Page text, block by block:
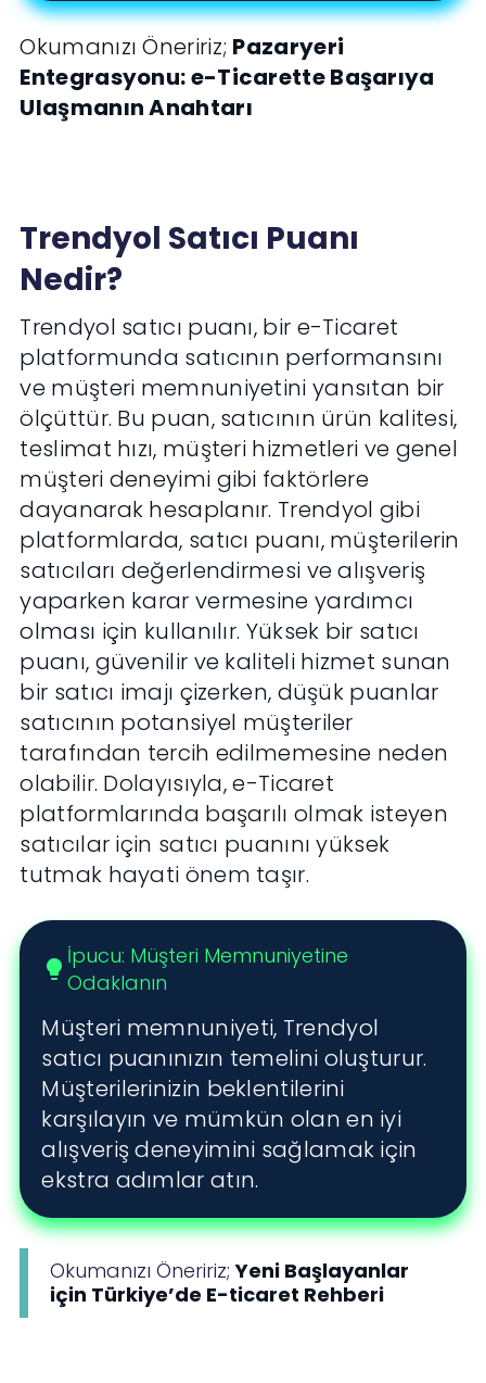
Okumanızı Öneririz; Pazaryeri
Entegrasyonu: e-Ticarette Başarıya
Ulaşmanın Anahtarı
Trendyol Satıcı Puanı
Nedir?
Trendyol satıcı puanı, bir e-Ticaret
platformunda satıcının performansını
ve müşteri memnuniyetini yansıtan bir
ölçüttür. Bu puan, satıcının ürün kalitesi,
teslimat hızı, müşteri hizmetleri ve genel
müşteri deneyimi gibi faktörlere
dayanarak hesaplanır. Trendyol gibi
platformlarda, satıcı puanı, müşterilerin
satıcıları değerlendirmesi ve alışveriş
yaparken karar vermesine yardımcı
olması için kullanılır. Yüksek bir satıcı
puanı, güvenilir ve kaliteli hizmet sunan
bir satıcı imajı çizerken, düşük puanlar
satıcının potansiyel müşteriler
tarafından tercih edilmemesine neden
olabilir. Dolayısıyla, e-Ticaret
platformlarında başarılı olmak isteyen
satıcılar için satıcı puanını yüksek
tutmak hayati önem taşır.
lightbulb İpucu: Müşteri Memnuniyetine
Odaklanın
Müşteri memnuniyeti, Trendyol
satıcı puanınızın temelini oluşturur.
Müşterilerinizin beklentilerini
karşılayın ve mümkün olan en iyi
alışveriş deneyimini sağlamak için
ekstra adımlar atın.
Okumanızı Öneririz;Yeni Başlayanlar
için Türkiye’de E-ticaret Rehberi